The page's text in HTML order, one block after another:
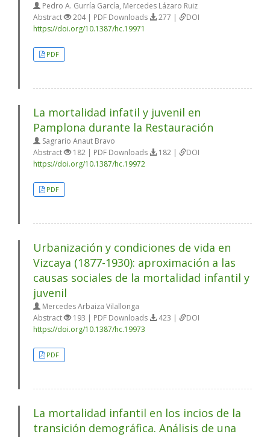
Pedro A. Gurría García, Mercedes Lázaro Ruiz
Abstract
204 | PDF Downloads 277 |
DOI
https://doi.org/10.1387/hc.19971
PDF
La mortalidad infatil y juvenil en
Pamplona durante la Restauración
Sagrario Anaut Bravo
Abstract
182 | PDF Downloads 182 |
DOI
https://doi.org/10.1387/hc.19972
PDF
Urbanización y condiciones de vida en
Vizcaya (1877-1930): aproximación a las
causas sociales de la mortalidad infantil y
juvenil
Mercedes Arbaiza Vilallonga
Abstract
193 | PDF Downloads 423 |
DOI
https://doi.org/10.1387/hc.19973
PDF
La mortalidad infantil en los incios de la
transición demográfica. Análisis de una